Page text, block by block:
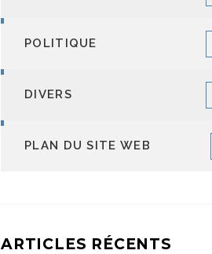
POLITIQUE
DIVERS
PLAN DU SITE WEB
ARTICLES RÉCENTS